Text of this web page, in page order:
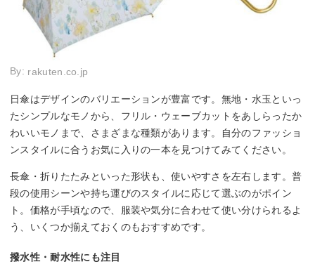
By: rakuten.co.jp
日傘はデザインのバリエーションが豊富です。無地・水玉といっ
たシンプルなモノから、フリル・ウェーブカットをあしらったか
わいいモノまで、さまざまな種類があります。自分のファッショ
ンスタイルに合うお気に入りの一本を見つけてみてください。
長傘・折りたたみといった形状も、使いやすさを左右します。普
段の使用シーンや持ち運びのスタイルに応じて選ぶのがポイン
ト。価格が手頃なので、服装や気分に合わせて使い分けられるよ
う、いくつか揃えておくのもおすすめです。
撥水性・耐水性にも注目